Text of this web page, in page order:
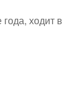
ходит в